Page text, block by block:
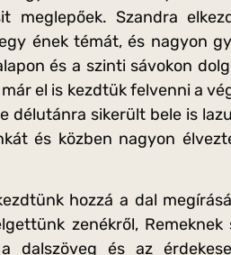
meglepőek. Szandra
ének témát, és nagyon
és a szinti sávokon
el is kezdtük felvenni a
délutánra sikerült bele is
és közben nagyon
hozzá a dal
zenékről, Remeknek
dalszöveg és az